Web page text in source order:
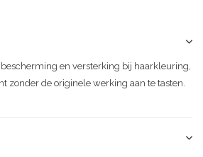
en versterking bij haarkleuring,
zonder de originele werking aan te tasten.